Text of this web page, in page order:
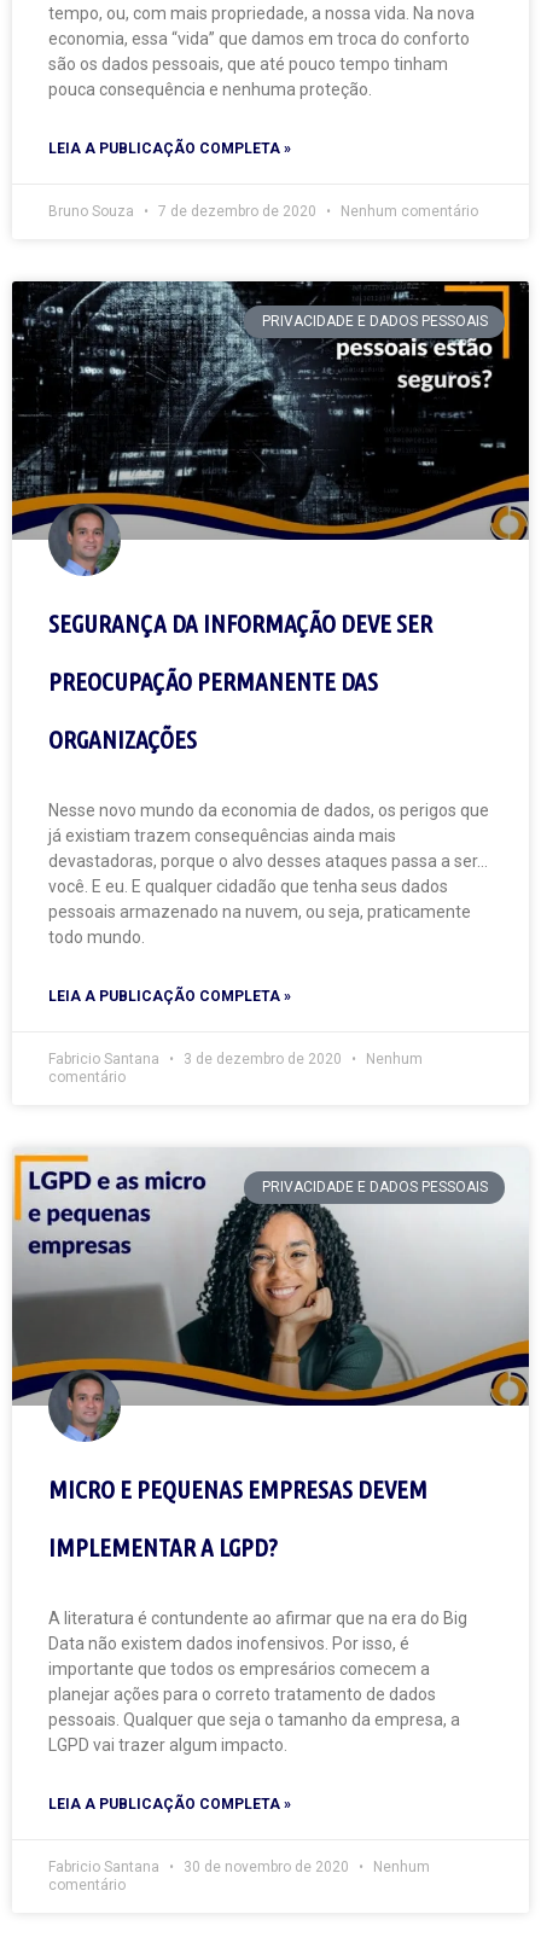
tempo, ou, com mais propriedade, a nossa vida. Na nova
economia, essa “vida” que damos em troca do conforto
são os dados pessoais, que até pouco tempo tinham
pouca consequência e nenhuma proteção.
LEIA A PUBLICAÇÃO COMPLETA »
Bruno Souza 7 de dezembro de 2020 Nenhum comentário
PRIVACIDADE E DADOS PESSOAIS
SEGURANÇA DA INFORMAÇÃO DEVE SER
PREOCUPAÇÃO PERMANENTE DAS
ORGANIZAÇÕES
Nesse novo mundo da economia de dados, os perigos que
já existiam trazem consequências ainda mais
devastadoras, porque o alvo desses ataques passa a ser…
você. E eu. E qualquer cidadão que tenha seus dados
pessoais armazenado na nuvem, ou seja, praticamente
todo mundo.
LEIA A PUBLICAÇÃO COMPLETA »
Fabricio Santana 3 de dezembro de 2020
Nenhum
comentário
PRIVACIDADE E DADOS PESSOAIS
MICRO E PEQUENAS EMPRESAS DEVEM
IMPLEMENTAR A LGPD?
A literatura é contundente ao afirmar que na era do Big
Data não existem dados inofensivos. Por isso, é
importante que todos os empresários comecem a
planejar ações para o correto tratamento de dados
pessoais. Qualquer que seja o tamanho da empresa, a
LGPD vai trazer algum impacto.
LEIA A PUBLICAÇÃO COMPLETA »
Fabricio Santana 30 de novembro de 2020
Nenhum
comentário